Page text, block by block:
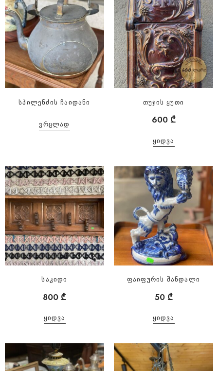
სპილენძის ჩაიდანი
ᲕᲠᲪᲚᲐᲓ
თუჯის ყუთი
600 ₾
ᲧᲘᲓᲕᲐ
საკიდი
800 ₾
ᲧᲘᲓᲕᲐ
ფაიფურის შანდალი
50 ₾
ᲧᲘᲓᲕᲐ